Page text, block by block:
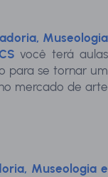
Museologia
você terá aulas
para se tornar um
mercado de arte
Museologia e